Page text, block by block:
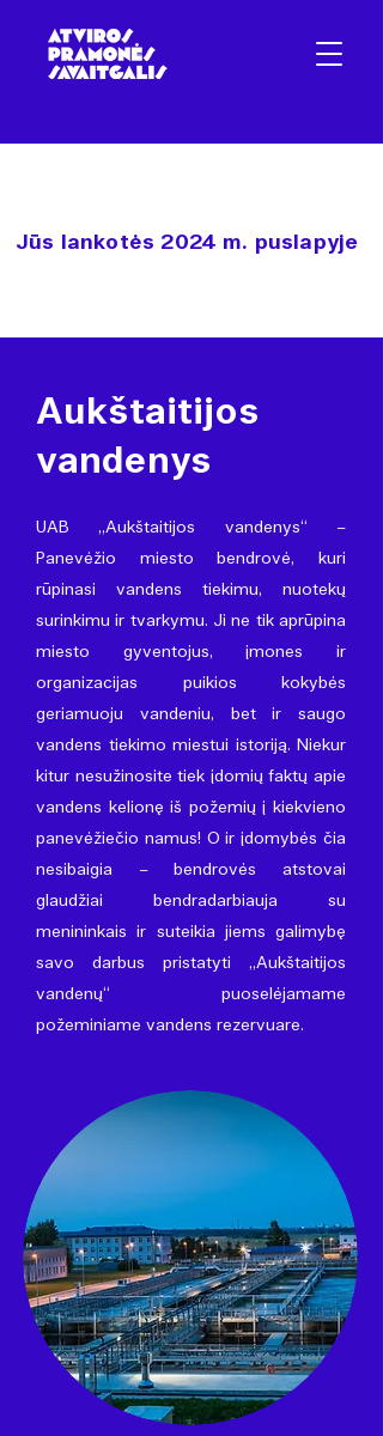
Jūs lankotės 2024 m. puslapyje
Aukštaitijos
vandenys
UAB „Aukštaitijos vandenys“ –
Panevėžio miesto bendrovė, kuri
rūpinasi vandens tiekimu, nuotekų
surinkimu ir tvarkymu. Ji ne tik aprūpina
miesto gyventojus, įmones ir
organizacijas puikios kokybės
geriamuoju vandeniu, bet ir saugo
vandens tiekimo miestui istoriją. Niekur
kitur nesužinosite tiek įdomių faktų apie
vandens kelionę iš požemių į kiekvieno
panevėžiečio namus! O ir įdomybės čia
nesibaigia – bendrovės atstovai
glaudžiai bendradarbiauja su
menininkais ir suteikia jiems galimybę
savo darbus pristatyti „Aukštaitijos
vandenų“ puoselėjamame
požeminiame vandens rezervuare.